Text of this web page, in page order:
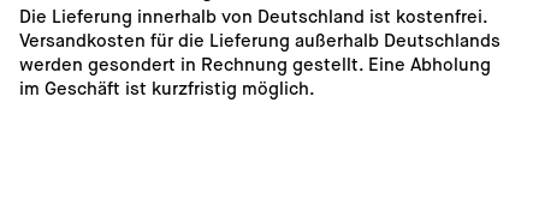
Die Lieferung innerhalb von Deutschland ist kostenfrei.
Versandkosten für die Lieferung außerhalb Deutschlands
werden gesondert in Rechnung gestellt. Eine Abholung
im Geschäft ist kurzfristig möglich.